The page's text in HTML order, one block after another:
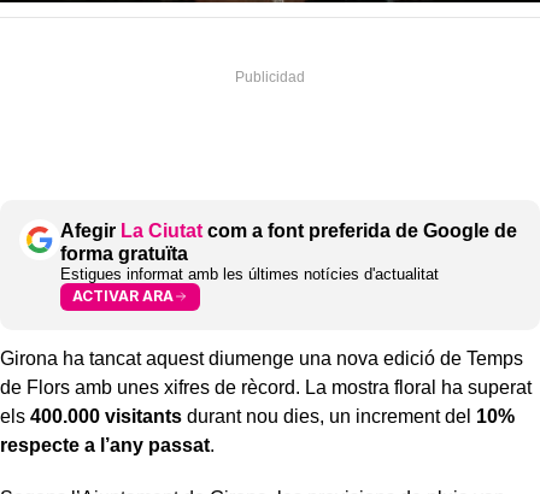
Afegir La Ciutat com a font preferida de Google de
forma gratuïta
Estigues informat amb les últimes notícies d'actualitat
ACTIVAR ARA
Girona ha tancat aquest diumenge una nova edició de Temps
de Flors amb unes xifres de rècord. La mostra floral ha superat
els 400.000 visitants durant nou dies, un increment del 10%
respecte a l’any passat.